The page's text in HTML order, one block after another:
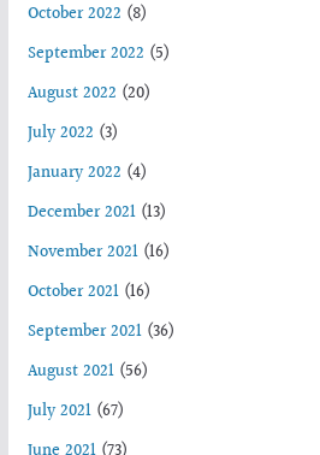
October 2022 (8)
September 2022 (5)
August 2022 (20)
July 2022 (3)
January 2022 (4)
December 2021(13)
November 2021(16)
October 2021(16)
September 2021(36)
August 2021(56)
July 2021(67)